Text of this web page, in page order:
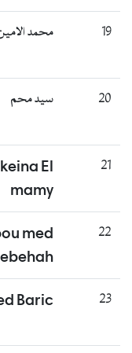
محمد الامين
سيد محم
El
mamy
med
ebehah
Baric